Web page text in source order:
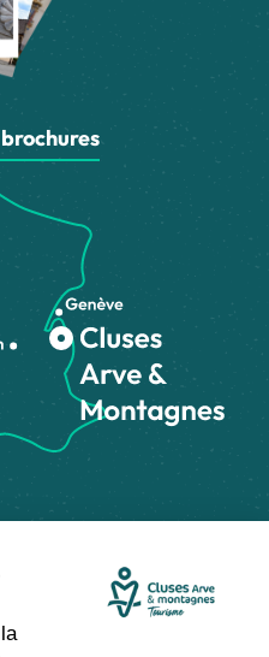
?
IRIS Interactive